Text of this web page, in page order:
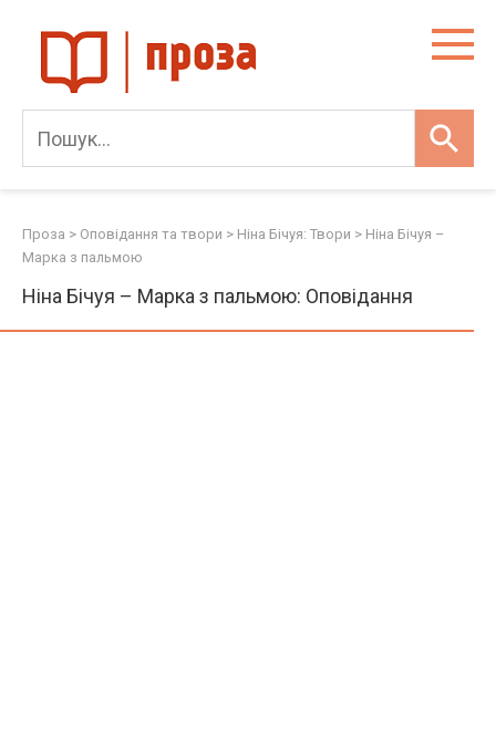
content
Проза > Оповідання та твори > Ніна Бічуя: Твори > Ніна Бічуя –
Марка з пальмою
Ніна Бічуя – Марка з пальмою: Оповідання